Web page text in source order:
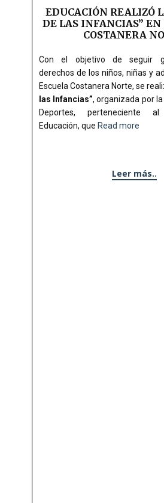
EDUCACIÓN REALIZÓ
DE LAS INFANCIAS” EN
COSTANERA
Con el objetivo de seguir
derechos de los niños, niñas y
Escuela Costanera Norte, se
las Infancias”, organizada por
Deportes, perteneciente
Educación, que Read more
Leer más..